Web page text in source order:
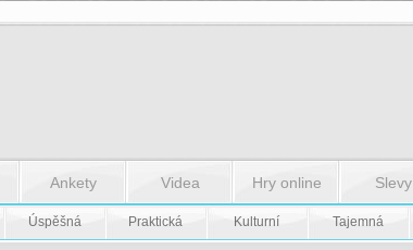
Ankety Videa Hry online Slevy
Úspěšná Praktická Kulturní Tajemná